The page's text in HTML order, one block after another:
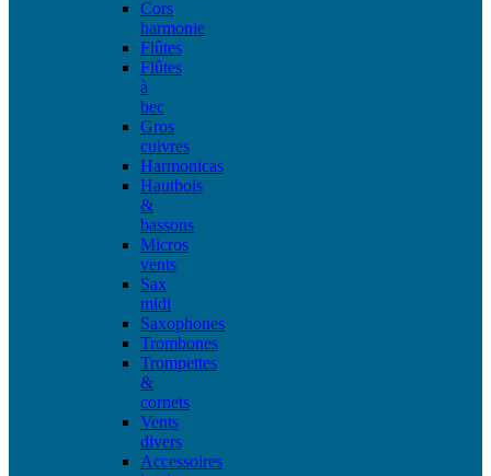
Cors
harmonie
Flûtes
Flûtes
à
bec
Gros
cuivres
Harmonicas
Hautbois
&
bassons
Micros
vents
Sax
midi
Saxophones
Trombones
Trompettes
&
cornets
Vents
divers
Accessoires